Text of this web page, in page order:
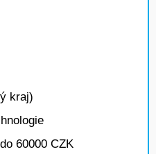
kraj)
60000 CZK